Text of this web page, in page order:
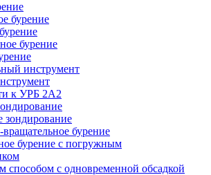
бурение
бурение
инструмент
к УРБ 2А2
зондирование
бурение
бурение с погружным
способом с одновременной обсадкой